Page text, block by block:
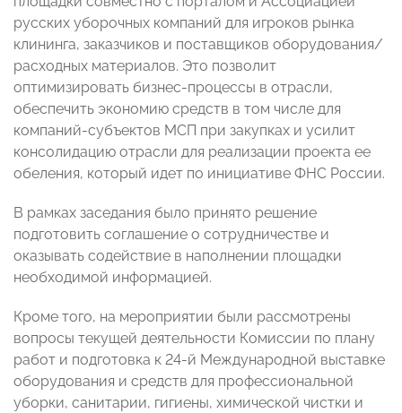
русских уборочных компаний для игроков рынка
клининга, заказчиков и поставщиков оборудования/
расходных материалов. Это позволит
оптимизировать бизнес-процессы в отрасли,
обеспечить экономию средств в том числе для
компаний-субъектов МСП при закупках и усилит
консолидацию отрасли для реализации проекта ее
обеления, который идет по инициативе ФНС России.
В рамках заседания было принято решение
подготовить соглашение о сотрудничестве и
оказывать содействие в наполнении площадки
необходимой информацией.
Кроме того, на мероприятии были рассмотрены
вопросы текущей деятельности Комиссии по плану
работ и подготовка к 24-й Международной выставке
оборудования и средств для профессиональной
уборки, санитарии, гигиены, химической чистки и